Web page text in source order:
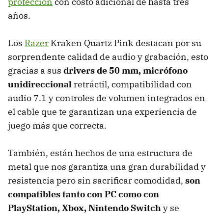
años.
Los Razer Kraken Quartz Pink destacan por su
sorprendente calidad de audio y grabación, esto
gracias a sus drivers de 50 mm, micrófono
unidireccional retráctil, compatibilidad con
audio 7.1 y controles de volumen integrados en
el cable que te garantizan una experiencia de
juego más que correcta.
También, están hechos de una estructura de
metal que nos garantiza una gran durabilidad y
resistencia pero sin sacrificar comodidad, son
compatibles tanto con PC como con
PlayStation, Xbox, Nintendo Switchy se